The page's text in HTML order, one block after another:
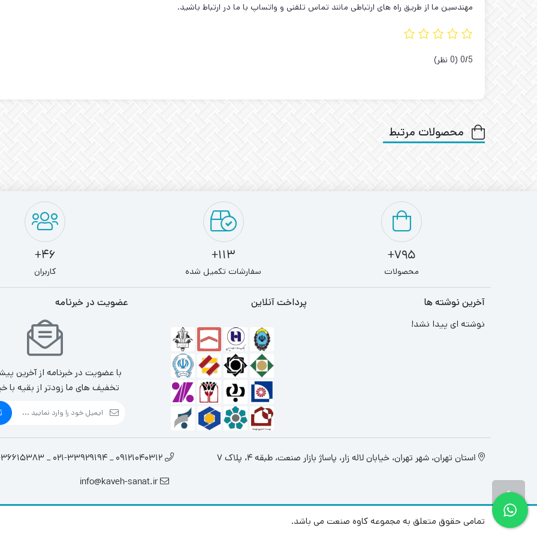
مهندسین ما از طریق راه های ارتباطی مانند تماس تلفنی و واتساپ با ما در ارتباط باشید.
‫0/5 ‫(0 نظر)
محصولات مرتبط
795+
محصولات
113+
سفارشات تکمیل شده
46+
کاربران
آخرین نوشته ها
نوشته ای پیدا نشد!
پرداخت آنلاین عضویت در خبرنامه
با عضویت در خبرنامه از آخرین
تخفیف های ما زودتر از بقیه با
استان تهران، شهر تهران، خیابان لاله زار، پاساژ بازار صنعت، طبقه 4، پلاک 7
09121040312 _ 021-33929194 _ 021-36615383
info@kaveh-sanat.ir
تمامی حقوق متعلق به مجموعه کاوه صنعت می باشد.